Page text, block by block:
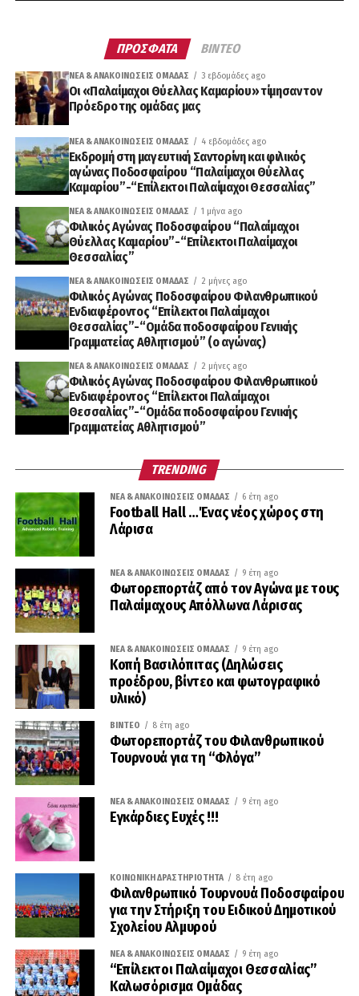
ΠΡΟΣΦΑΤΑ ΒΙΝΤΕΟ
ΝΈΑ & ΑΝΑΚΟΙΝΏΣΕΙΣ ΟΜΆΔΑΣ 3 εβδομάδες ago
Οι «Παλαίμαχοι Θύελλας Καμαρίου» τίμησαν τον
Πρόεδρο της ομάδας μας
ΝΈΑ & ΑΝΑΚΟΙΝΏΣΕΙΣ ΟΜΆΔΑΣ 4 εβδομάδες ago
Εκδρομή στη μαγευτική Σαντορίνη και φιλικός
αγώνας Ποδοσφαίρου “Παλαίμαχοι Θύελλας
Καμαρίου”-“Επίλεκτοι Παλαίμαχοι Θεσσαλίας”
ΝΈΑ & ΑΝΑΚΟΙΝΏΣΕΙΣ ΟΜΆΔΑΣ 1 μήνα ago
Φιλικός Αγώνας Ποδοσφαίρου “Παλαίμαχοι
Θύελλας Καμαρίου”-“Επίλεκτοι Παλαίμαχοι
Θεσσαλίας”
ΝΈΑ & ΑΝΑΚΟΙΝΏΣΕΙΣ ΟΜΆΔΑΣ 2 μήνες ago
Φιλικός Αγώνας Ποδοσφαίρου Φιλανθρωπικού
Ενδιαφέροντος “Επίλεκτοι Παλαίμαχοι
Θεσσαλίας”-“Ομάδα ποδοσφαίρου Γενικής
Γραμματείας Αθλητισμού” (ο αγώνας)
ΝΈΑ & ΑΝΑΚΟΙΝΏΣΕΙΣ ΟΜΆΔΑΣ 2 μήνες ago
Φιλικός Αγώνας Ποδοσφαίρου Φιλανθρωπικού
Ενδιαφέροντος “Επίλεκτοι Παλαίμαχοι
Θεσσαλίας”-“Ομάδα ποδοσφαίρου Γενικής
Γραμματείας Αθλητισμού”
TRENDING
ΝΈΑ & ΑΝΑΚΟΙΝΏΣΕΙΣ ΟΜΆΔΑΣ 6 έτη ago
Football Hall …Ένας νέος χώρος στη
Λάρισα
ΝΈΑ & ΑΝΑΚΟΙΝΏΣΕΙΣ ΟΜΆΔΑΣ 9 έτη ago
Φωτορεπορτάζ από τον Αγώνα με τους
Παλαίμαχους Απόλλωνα Λάρισας
ΝΈΑ & ΑΝΑΚΟΙΝΏΣΕΙΣ ΟΜΆΔΑΣ 9 έτη ago
Κοπή Βασιλόπιτας (Δηλώσεις
προέδρου, βίντεο και φωτογραφικό
υλικό)
ΒΊΝΤΕΟ 8 έτη ago
Φωτορεπορτάζ του Φιλανθρωπικού
Τουρνουά για τη “Φλόγα”
ΝΈΑ & ΑΝΑΚΟΙΝΏΣΕΙΣ ΟΜΆΔΑΣ 9 έτη ago
Εγκάρδιες Ευχές !!!
ΚΟΙΝΩΝΙΚΉ ΔΡΑΣΤΗΡΙΌΤΗΤΑ 8 έτη ago
Φιλανθρωπικό Τουρνουά Ποδοσφαίρου
για την Στήριξη του Ειδικού Δημοτικού
Σχολείου Αλμυρού
ΝΈΑ & ΑΝΑΚΟΙΝΏΣΕΙΣ ΟΜΆΔΑΣ 9 έτη ago
“Επίλεκτοι Παλαίμαχοι Θεσσαλίας”
Καλωσόρισμα Ομάδας